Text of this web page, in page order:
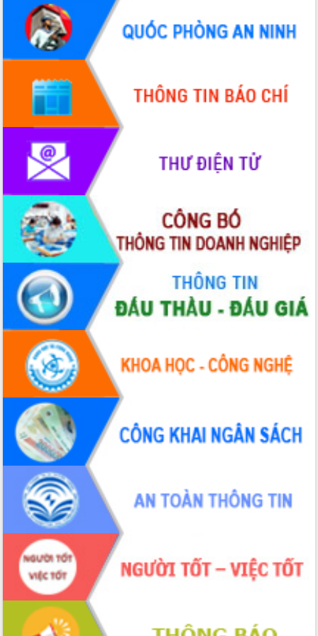
du khách thông qua Hệ thống cơ sở dữ
liệu và Bản đồ số
Tập huấn ứng dụng trí tuệ nhân tạo (AI)
trong thương mại điện tử năm 2026
Đoàn đại biểu Quốc hội tỉnh Đắk Lắk
trao đổi thông tin trước Kỳ họp thứ
nhất, Quốc hội khóa XVI
Quyết liệt cải cách hành chính, khơi
thông nguồn lực phát triển
Nâng cao hiệu lực, hiệu quả HĐND
tỉnh thông qua hiện đại hóa hành chính
Xã Ea Phê gắn cải cách hành chính với
chuyển đổi số
Phó Chủ tịch Thường trực UBND tỉnh
Hồ Thị Nguyên Thảo làm việc tại Trung
tâm Phục vụ hành chính công xã Ea
Xây dựng nền hành chính số đồng
hành cùng nông dân dân, doanh nghiệp
Giai đoạn 2026-2030, Đắk Lắk phấn
đấu có 77% xã đạt chuẩn nông thôn
mới
Chuyển đổi số 'mở đường' cho nông
nghiệp Đắk Lắk tăng trưởng bứt phá
Triển khai đồng bộ đo đạc, lập hồ sơ
địa chính, hoàn thiện cơ sở dữ liệu đất
đai
Ứng dụng sinh trắc học - Bước tiến
trong hành trình chuyển đổi số tại Đắk
Lắk
Đắk Lắk nâng cao hiệu quả công tác
Đảng từ Sổ tay đảng viên điện tử
Đắk Lắk đẩy mạnh nuôi biển công
nghệ, hướng tới phát triển thủy sản
bền vững
Tập huấn nâng cao năng lực triển khai
chuyển đổi số cho cán bộ, công chức
cấp xã
Đắk Lắk phát động hưởng ứng Ngày
Quyền của người tiêu dùng Việt Nam
2026